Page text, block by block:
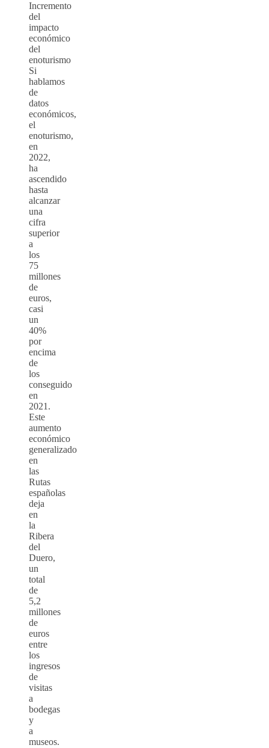
Incremento
del
impacto
económico
del
enoturismo
Si
hablamos
de
datos
económicos,
el
enoturismo,
en
2022,
ha
ascendido
hasta
alcanzar
una
cifra
superior
a
los
75
millones
de
euros,
casi
un
40%
por
encima
de
los
conseguido
en
2021.
Este
aumento
económico
generalizado
en
las
Rutas
españolas
deja
en
la
Ribera
del
Duero,
un
total
de
5,2
millones
de
euros
entre
los
ingresos
de
visitas
a
bodegas
y
a
museos.